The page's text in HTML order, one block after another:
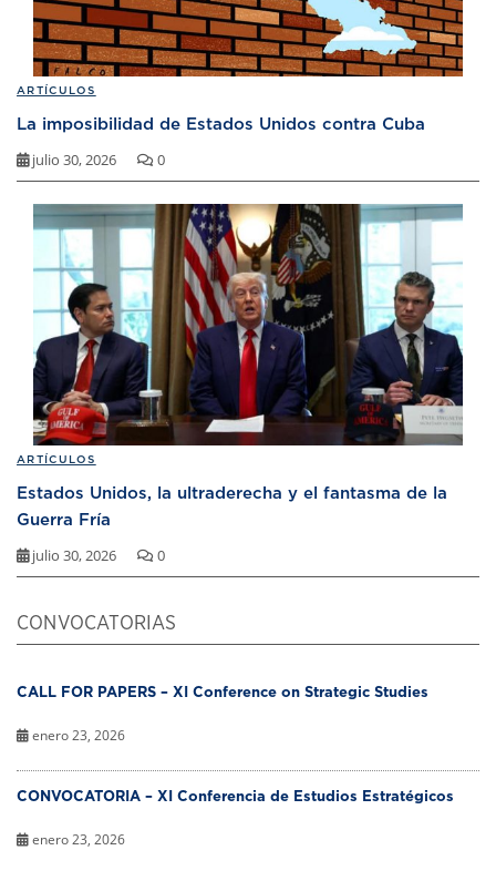
ARTÍCULOS
La imposibilidad de Estados Unidos contra Cuba
julio 30, 2026 0
ARTÍCULOS
Estados Unidos, la ultraderecha y el fantasma de la
Guerra Fría
julio 30, 2026 0
CONVOCATORIAS
CALL FOR PAPERS – XI Conference on Strategic Studies
enero 23, 2026
CONVOCATORIA – XI Conferencia de Estudios Estratégicos
enero 23, 2026